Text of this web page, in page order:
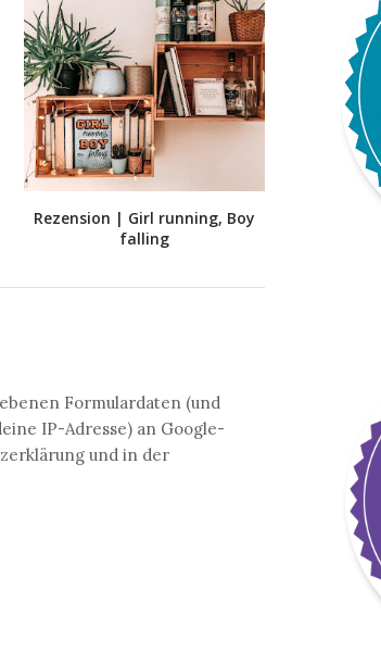
Rezension | Girl running, Boy
falling
Formulardaten (und
IP-Adresse) an Google-
und in der